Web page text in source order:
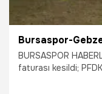
BURSASPOR
faturası kesildi;